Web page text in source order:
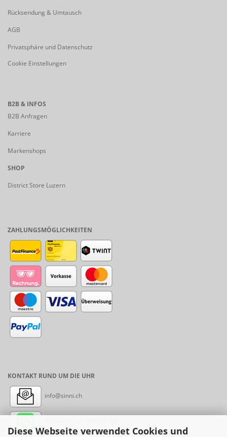
Diese Webseite verwendet Cookies und
Rücksendung & Umtausch
AGB
Privatsphäre und Datenschutz
Cookie Einstellungen
B2B & INFOS
B2B Anfragen
Karriere
Markenshops
SHOP
District Store Luzern
ZAHLUNGSMÖGLICHKEITEN
KONTAKT RUND UM DIE UHR
info@sinni.ch